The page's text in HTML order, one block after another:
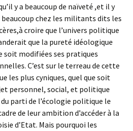
y a beaucoup de naïveté ,et il y
chez les militants dits les
croire que l’univers politique
que la pureté idéologique
soit modifiées ses pratiques
C’est sur le terreau de cette
les plus cyniques, quel que soit
personnel, social, et politique
parti de l’écologie politique le
de leur ambition d’accéder à la
d’Etat. Mais pourquoi les